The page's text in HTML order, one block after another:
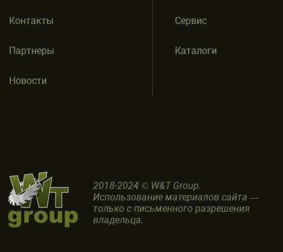
Контакты
Партнеры
Новости
Сервис
Каталоги
2018-2024 © W&T Group.
Использование материалов сайта —
только с письменного разрешения
владельца.